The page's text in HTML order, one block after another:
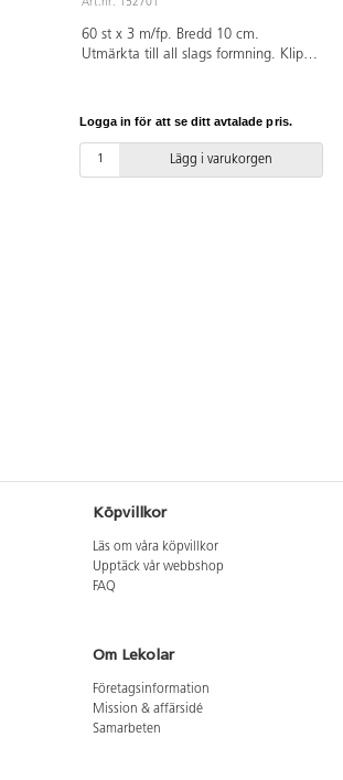
Art.nr: 152701
60 st x 3 m/fp. Bredd 10 cm.
Utmärkta till all slags formning. Klipp
mjuka kan olika material användas
styropor, pappfigurer, egentillverkade
former av kartong eller lera. När
Logga in för att se ditt avtalade pris.
Lägg i varukorgen
Köpvillkor
Läs om våra köpvillkor
Upptäck vår webbshop
FAQ
Om Lekolar
Företagsinformation
Mission & affärsidé
Samarbeten